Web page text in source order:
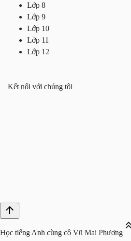
Lớp 8
Lớp 9
Lớp 10
Lớp 11
Lớp 12
Kết nối với chúng tôi
Học tiếng Anh cùng cô Vũ Mai Phương